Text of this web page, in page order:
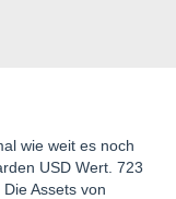
wie weit es noch
USD Wert. 723
Assets von